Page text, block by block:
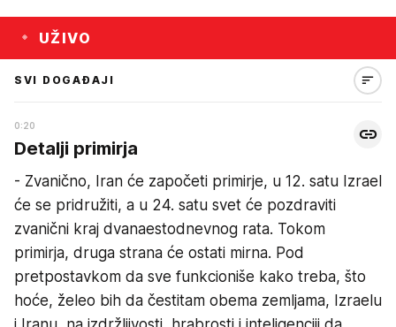
UŽIVO
SVI DOGAĐAJI
0:20
Detalji primirja
- Zvanično, Iran će započeti primirje, u 12. satu Izrael
će se pridružiti, a u 24. satu svet će pozdraviti
zvanični kraj dvanaestodnevnog rata. Tokom
primirja, druga strana će ostati mirna. Pod
pretpostavkom da sve funkcioniše kako treba, što
hoće, želeo bih da čestitam obema zemljama, Izraelu